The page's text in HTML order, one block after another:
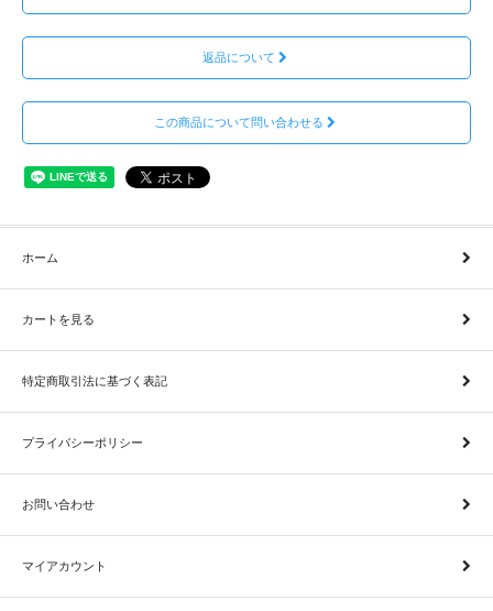
返品について
この商品について問い合わせる
ホーム
カートを見る
特定商取引法に基づく表記
プライバシーポリシー
お問い合わせ
マイアカウント